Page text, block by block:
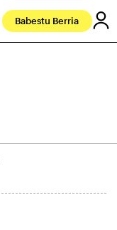
Babestu Berria